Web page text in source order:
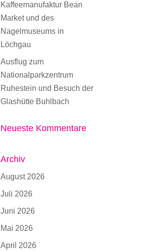
Kaffeemanufaktur Bean
Market und des
Nagelmuseums in
Löchgau
Ausflug zum
Nationalparkzentrum
Ruhestein und Besuch der
Glashütte Buhlbach
Neueste Kommentare
Archiv
August 2026
Juli 2026
Juni 2026
Mai 2026
April 2026